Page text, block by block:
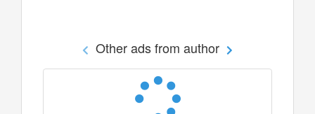
Other ads from author